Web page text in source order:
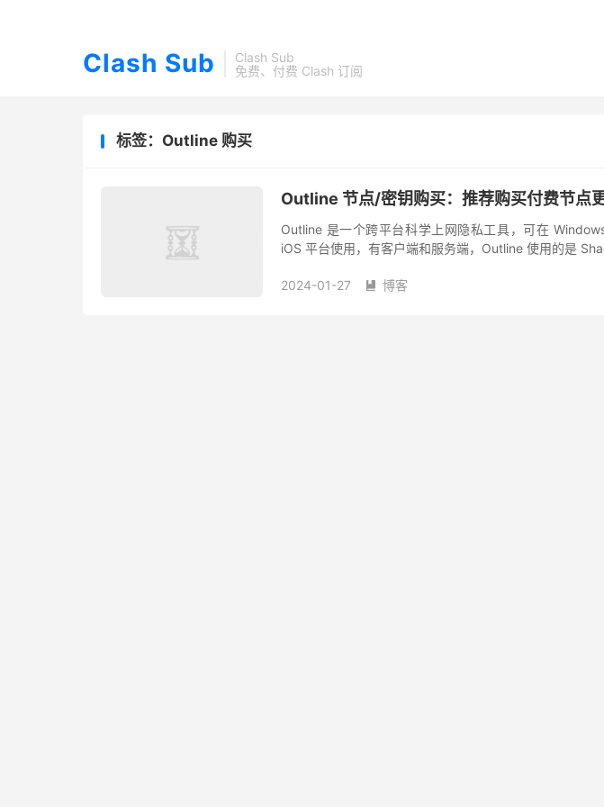
Clash Sub
Clash Sub
免费、付费 Clash 订阅
标签：Outline 购买
Outline 节点/密钥购买：推荐购买付费节点
Outline 是一个跨平台科学上网隐私工具，可在
iOS 平台使用，有客户端和服务端，Outline 使用的是
2024-01-27  博客